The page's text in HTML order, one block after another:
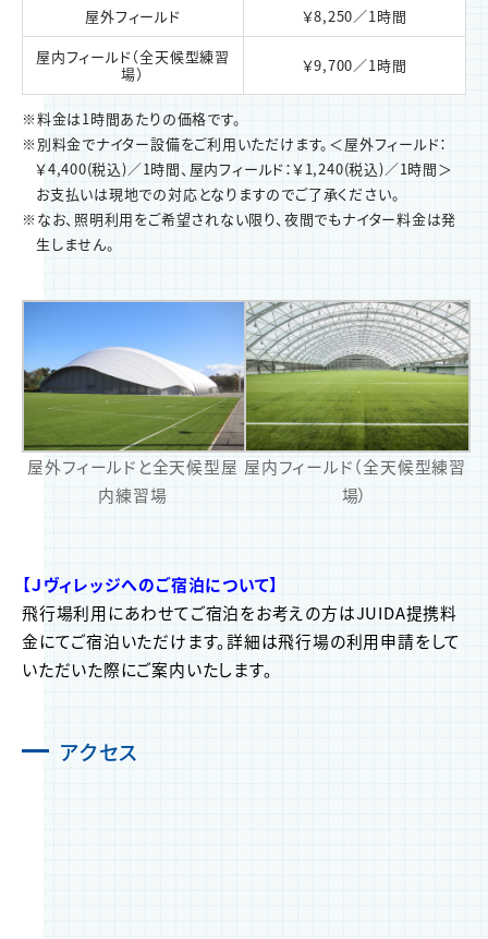
屋外フィールド
￥8,250／1時間
屋内フィールド（全天候型練習
場）
￥9,700／1時間
※料金は1時間あたりの価格です。
※別料金でナイター設備をご利用いただけます。＜屋外フィールド：
￥4,400(税込)／1時間、屋内フィールド：￥1,240(税込)／1時間＞
お支払いは現地での対応となりますのでご了承ください。
※なお、照明利用をご希望されない限り、夜間でもナイター料金は発
生しません。
屋外フィールドと全天候型屋
内練習場
屋内フィールド（全天候型練習
場）
【Ｊヴィレッジへのご宿泊について】
飛行場利用にあわせてご宿泊をお考えの方はJUIDA提携料
金にてご宿泊いただけます。詳細は飛行場の利用申請をして
いただいた際にご案内いたします。
アクセス